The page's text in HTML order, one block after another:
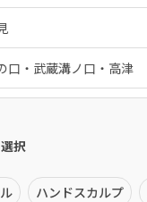
口・武蔵溝ノ口・高津
木・海老名・伊勢原
・都筑・青葉台
択
ハンドスカルプ